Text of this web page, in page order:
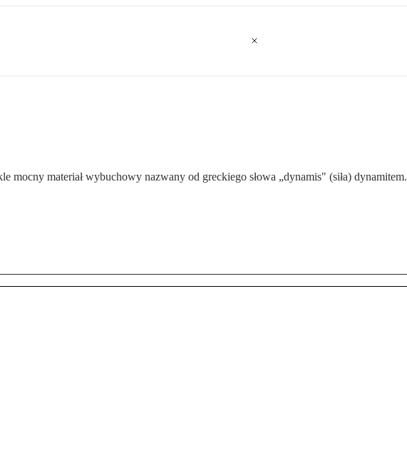
mocny materiał wybuchowy nazwany od greckiego słowa „dynamis" (siła) dynamitem.